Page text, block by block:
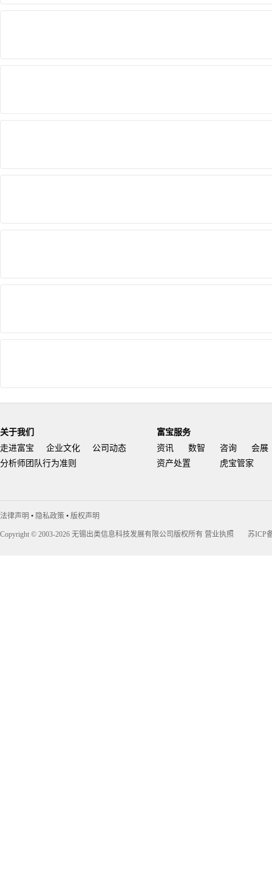
关于我们
走进富宝
企业文化
公司动态
分析师团队行为准则
富宝服务
资讯
数智 咨询
会展
资产处置
虎宝管家
法律声明 • 隐私政策 • 版权声明
Copyright © 2003-2026 无锡出类信息科技发展有限公司版权所有 营业执照 苏ICP